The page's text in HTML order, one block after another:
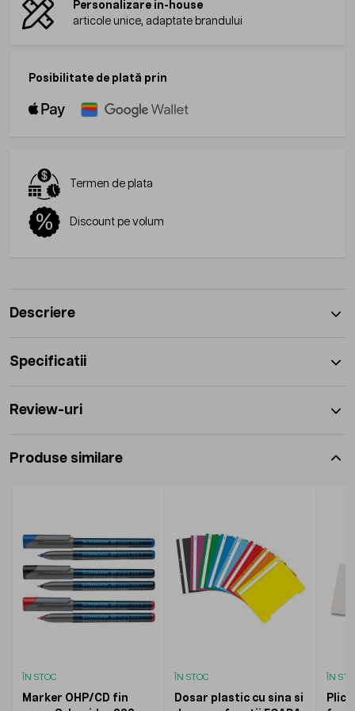
Personalizare in-house
articole unice, adaptate brandului
Posibilitate de plată prin
Termen de plata
Discount pe volum
Descriere
Specificatii
Review-uri
Produse similare
ÎN STOC
Marker OHP/CD fin
ÎN STOC
Dosar plastic cu sina si
ÎN
Plic